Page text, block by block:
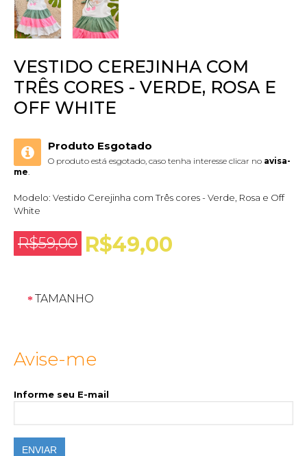
VESTIDO CEREJINHA COM
TRÊS CORES - VERDE, ROSA E
OFF WHITE
Produto Esgotado
O produto está esgotado, caso tenha interesse clicar no avisa-
me
Modelo: Vestido Cerejinha com Três cores - Verde, Rosa e Off
White
R$59,00 R$49,00
TAMANHO
Avise-me
Informe seu E-mail
ENVIAR